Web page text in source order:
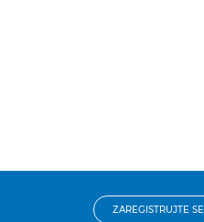
ZAREGISTRUJTE SE